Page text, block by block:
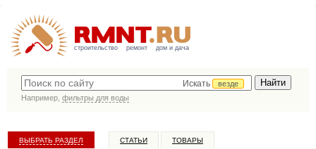
строительство ремонт дом и дача
Искать
везде
Например, фильтры для воды
ВЫБРАТЬ РАЗДЕЛ СТАТЬИ ТОВАРЫ